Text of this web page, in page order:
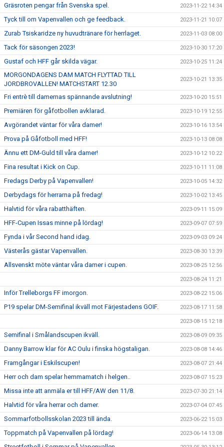
Gräsroten pengar från Svenska spel. 2023-11-22 14:34
Tyck till om Vapenvallen och ge feedback. 2023-11-21 10:07
Zurab Tsiskaridze ny huvudtränare för herrlaget. 2023-11-03 08:00
Tack för säsongen 2023! 2023-10-30 17:20
Gustaf och HFF går skilda vägar. 2023-10-25 11:24
MORGONDAGENS DAM MATCH FLYTTAD TILL
JORDBROVALLEN! MATCHSTART 12.30
2023-10-21 13:35
Fri entrè till damernas spännande avslutning! 2023-10-20 15:51
Premiären för gåfotbollen avklarad. 2023-10-19 12:55
Avgörandet väntar för våra damer! 2023-10-16 13:54
Prova på Gåfotboll med HFF! 2023-10-13 08:08
Ännu ett DM-Guld till våra damer! 2023-10-12 10:22
Fina resultat i Kick on Cup. 2023-10-11 11:08
Fredags Derby på Vapenvallen! 2023-10-05 14:32
Derbydags för herrarna på fredag! 2023-10-02 13:45
Halvtid för våra rabatthäften. 2023-09-11 15:09
HFF-Cupen Issas minne på lördag! 2023-09-07 07:59
Fynda i vår Second hand idag. 2023-09-03 09:24
Västerås gästar Vapenvallen. 2023-08-30 13:39
Allsvenskt möte väntar våra damer i cupen. 2023-08-25 12:56
2023-08-24 11:21
Inför Trelleborgs FF imorgon. 2023-08-22 15:06
P19 spelar DM-Semifinal ikväll mot Färjestadens GOIF. 2023-08-17 11:58
2023-08-15 12:18
Semifinal i Smålandscupen ikväll. 2023-08-09 09:35
Danny Barrow klar för AC Oulu i finska högstaligan. 2023-08-08 14:46
Framgångar i Eskilscupen! 2023-08-07 21:44
Herr och dam spelar hemmamatch i helgen.. 2023-08-07 15:23
Missa inte att anmäla er till HFF/AW den 11/8. 2023-07-30 21:14
Halvtid för våra herrar och damer. 2023-07-04 07:45
Sommarfotbollsskolan 2023 till ända. 2023-06-22 15:03
Toppmatch på Vapenvallen på lördag! 2023-06-14 13:08